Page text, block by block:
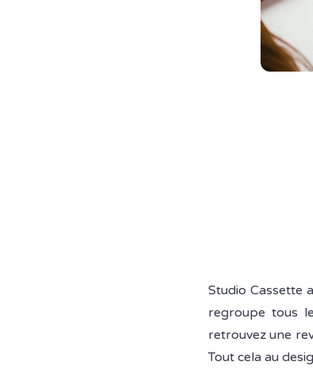
Studio Cassette
regroupe tous
retrouvez une
Tout cela au